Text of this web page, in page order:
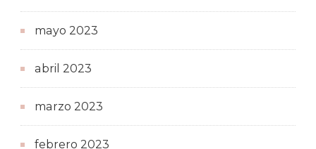
mayo 2023
abril 2023
marzo 2023
febrero 2023